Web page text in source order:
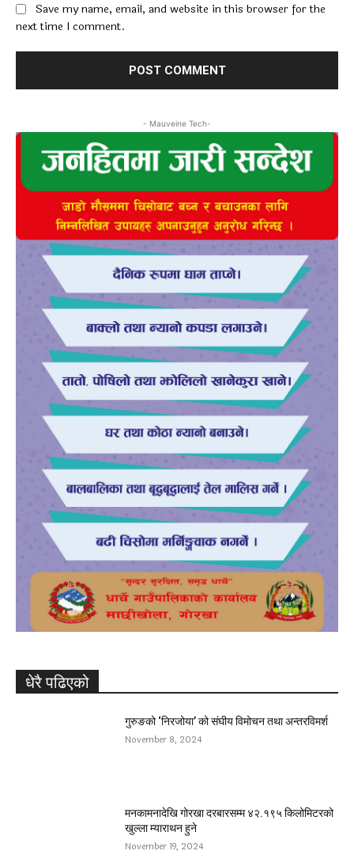
Save my name, email, and website in this browser for the
next time I comment.
- Mauveine Tech-
धेरै पढिएको
गुरुङको ‘निरजोया’ को संघीय विमोचन तथा अन्तरविमर्श
November 8, 2024
मनकामनादेखि गोरखा दरबारसम्म ४२.१९५ किलोमिटरको
खुल्ला म्याराथन हुने
November 19, 2024